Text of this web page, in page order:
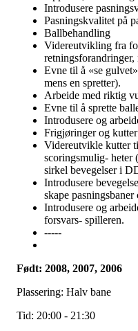
Introdusere
Pasningskvalitet på
Ballbehandling
Videreutvikling fra
retningsforandringer,
Evne til å «se
mens en spretter).
Arbeide med riktig
Evne til å sprette
Introdusere og
Frigjøringer og kutter
Videreutvikle kutter
scoringsmulig- heter
sirkel bevegelser i
Introdusere
skape pasningsbaner
Introdusere og
forsvars- spilleren.
-----
Født: 2008, 2007, 2006
Plassering: Halv bane
Tid: 20:00 - 21:30